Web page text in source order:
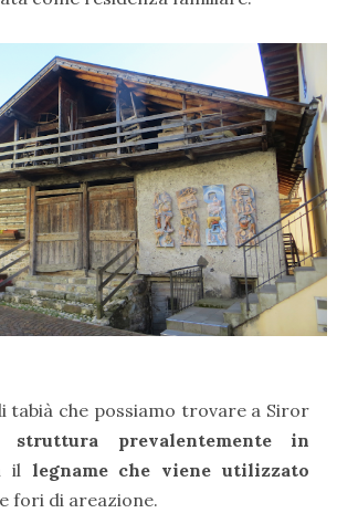
tabià che possiamo trovare a Siror
prevalentemente in
il legname che viene utilizzato
e fori di areazione.